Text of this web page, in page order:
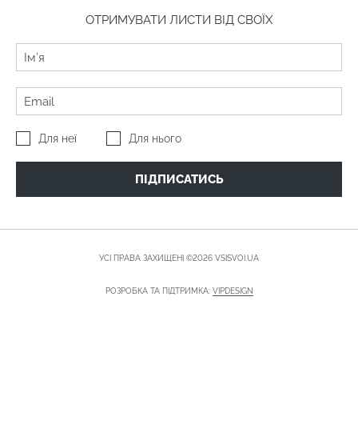
ОТРИМУВАТИ ЛИСТИ ВІД СВОЇХ
Для неї Для нього
ПІДПИСАТИСЬ
УСІ ПРАВА ЗАХИЩЕНІ ©2026 VSISVOI.UA
РОЗРОБКА ТА ПІДТРИМКА: VIPDESIGN